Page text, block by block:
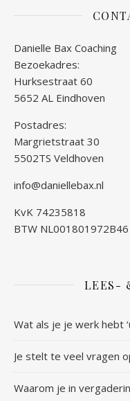
Danielle Bax Coaching
Bezoekadres:
Hurksestraat 60
5652 AL Eindhoven
Postadres:
Margrietstraat 30
5502TS Veldhoven
info@daniellebax.nl
KvK 74235818
BTW NL001801972B46
LEES-
Wat als je je werk hebt
Je stelt te veel vragen
Waarom je in